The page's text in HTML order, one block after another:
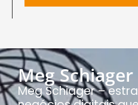
Meg Schiager
Meg Schiager –